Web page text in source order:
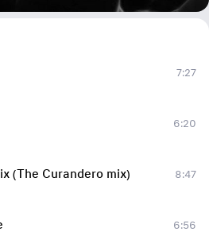
7:27
6:20
(The Curandero mix)
8:47
6:56